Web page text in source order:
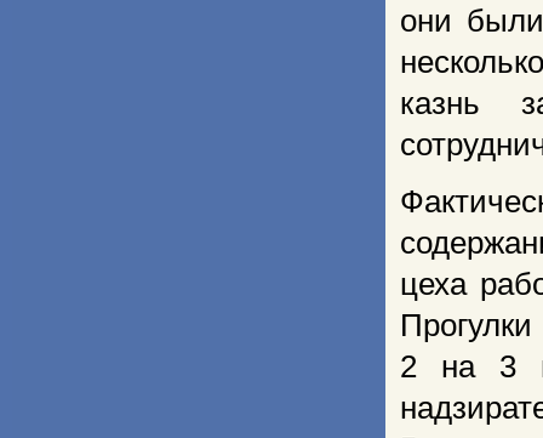
они
казнь
цеха
2 на 3